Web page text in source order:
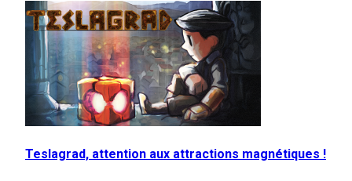
Teslagrad, attention aux attractions magnétiques !